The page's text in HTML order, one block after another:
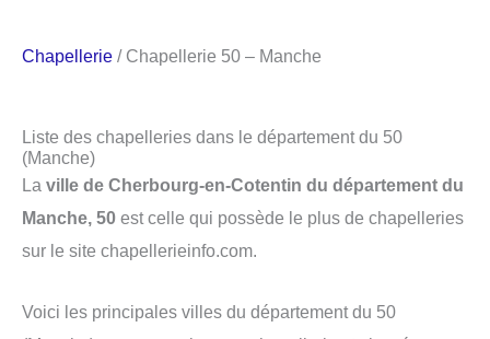
Chapellerie / Chapellerie 50 – Manche
Liste des chapelleries dans le département du 50
(Manche)
La ville de Cherbourg-en-Cotentin du département du
Manche, 50 est celle qui possède le plus de chapelleries
sur le site chapellerieinfo.com.
Voici les principales villes du département du 50